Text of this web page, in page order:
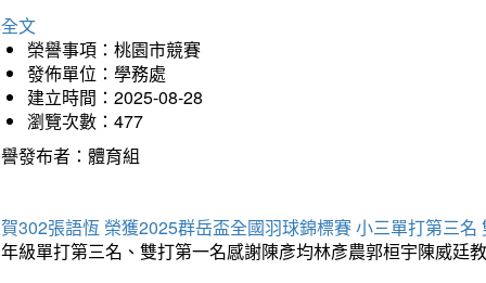
文
榮譽事項：桃園市競賽
發佈單位：學務處
建立時間：2025-08-28
瀏覽次數：477
發布者：體育組
302張語恆 榮獲2025群岳盃全國羽球錦標賽 小三單打第三名
級單打第三名、雙打第一名感謝陳彥均林彥農郭桓宇陳威廷